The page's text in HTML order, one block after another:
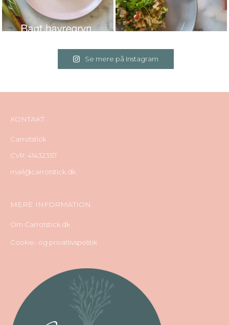
Se mere på Instagram
KONTAKT
Carrotstick
CVR: 41432357
mail@carrotstick.dk
MERE INFORMATION
Om Carrotstick.dk
Cookie- og privatlivspolitik